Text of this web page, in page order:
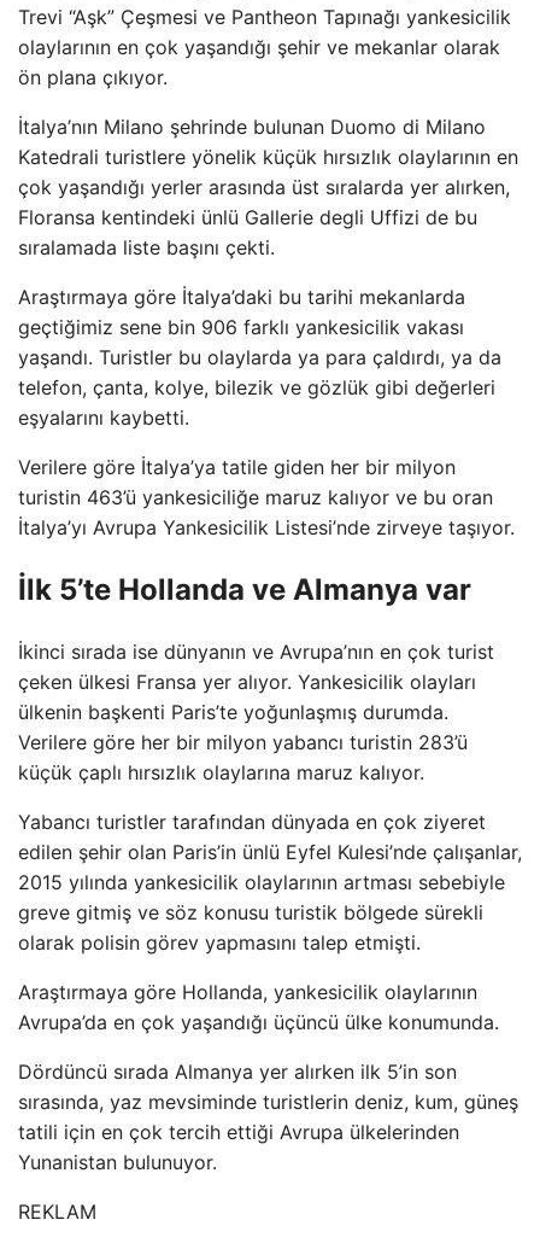
Trevi “Aşk” Çeşmesi ve Pantheon Tapınağı yankesicilik
olaylarının en çok yaşandığı şehir ve mekanlar olarak
ön plana çıkıyor.
İtalya’nın Milano şehrinde bulunan Duomo di Milano
Katedrali turistlere yönelik küçük hırsızlık olaylarının en
çok yaşandığı yerler arasında üst sıralarda yer alırken,
Floransa kentindeki ünlü Gallerie degli Uffizi de bu
sıralamada liste başını çekti.
Araştırmaya göre İtalya’daki bu tarihi mekanlarda
geçtiğimiz sene bin 906 farklı yankesicilik vakası
yaşandı. Turistler bu olaylarda ya para çaldırdı, ya da
telefon, çanta, kolye, bilezik ve gözlük gibi değerleri
eşyalarını kaybetti.
Verilere göre İtalya’ya tatile giden her bir milyon
turistin 463’ü yankesiciliğe maruz kalıyor ve bu oran
İtalya’yı Avrupa Yankesicilik Listesi’nde zirveye taşıyor.
İlk 5’te Hollanda ve Almanya var
İkinci sırada ise dünyanın ve Avrupa’nın en çok turist
çeken ülkesi Fransa yer alıyor. Yankesicilik olayları
ülkenin başkenti Paris’te yoğunlaşmış durumda.
Verilere göre her bir milyon yabancı turistin 283’ü
küçük çaplı hırsızlık olaylarına maruz kalıyor.
Yabancı turistler tarafından dünyada en çok ziyeret
edilen şehir olan Paris’in ünlü Eyfel Kulesi’nde çalışanlar,
2015 yılında yankesicilik olaylarının artması sebebiyle
greve gitmiş ve söz konusu turistik bölgede sürekli
olarak polisin görev yapmasını talep etmişti.
Araştırmaya göre Hollanda, yankesicilik olaylarının
Avrupa’da en çok yaşandığı üçüncü ülke konumunda.
Dördüncü sırada Almanya yer alırken ilk 5’in son
sırasında, yaz mevsiminde turistlerin deniz, kum, güneş
tatili için en çok tercih ettiği Avrupa ülkelerinden
Yunanistan bulunuyor.
REKLAM